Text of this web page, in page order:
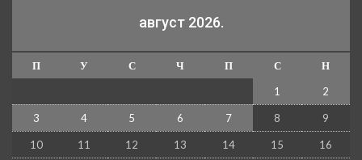
август 2026.
П У С Ч П С
Н
1
2
3 4 5 6 7 8 9
10 11 12 13 14 15 16